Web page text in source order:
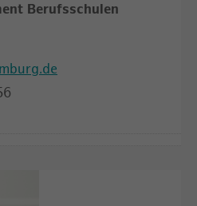
Berufsschulen